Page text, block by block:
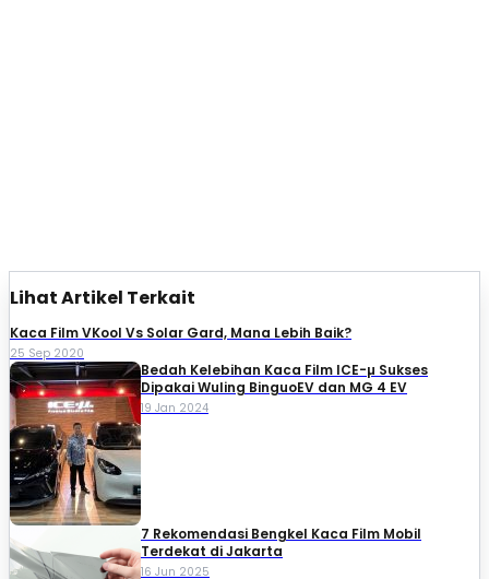
Lihat Artikel Terkait
Kaca Film VKool Vs Solar Gard, Mana Lebih Baik?
25 Sep 2020
Bedah Kelebihan Kaca Film ICE-µ Sukses
Dipakai Wuling BinguoEV dan MG 4 EV
19 Jan 2024
7 Rekomendasi Bengkel Kaca Film Mobil
Terdekat di Jakarta
16 Jun 2025